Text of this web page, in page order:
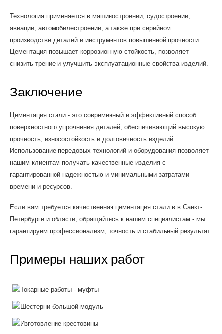
Технология применяется в машиностроении, судостроении,
авиации, автомобилестроении, а также при серийном
производстве деталей и инструментов повышенной прочности.
Цементация повышает коррозионную стойкость, позволяет
снизить трение и улучшить эксплуатационные свойства изделий.
Заключение
Цементация стали - это современный и эффективный способ
поверхностного упрочнения деталей, обеспечивающий высокую
прочность, износостойкость и долговечность изделий.
Использование передовых технологий и оборудования позволяет
нашим клиентам получать качественные изделия с
гарантированной надежностью и минимальными затратами
времени и ресурсов.
Если вам требуется качественная цементация стали в в Санкт-
Петербурге и области, обращайтесь к нашим специалистам - мы
гарантируем профессионализм, точность и стабильный результат.
Примеры наших работ